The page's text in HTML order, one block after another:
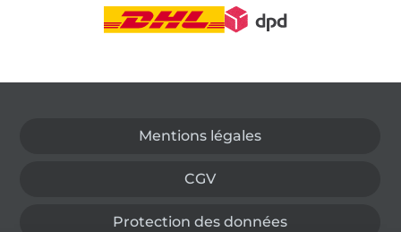
Mentions légales
CGV
Protection des données